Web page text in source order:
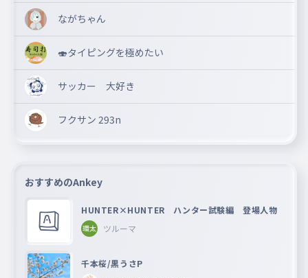
ながちゃん
🍣タイピングを極めたい
サッカー 大好き
フクサン 293n
おすすめのAnkey
HUNTER×HUNTER ハンター試験編 登場人物
ツルーマ
千本桜/黒うさP